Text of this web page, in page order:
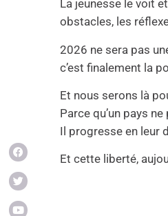
La jeunesse le voit
obstacles, les
2026 ne sera pas
c’est finalement la
Et nous serons là
Parce qu’un pays
Il progresse en leur
Et cette liberté,